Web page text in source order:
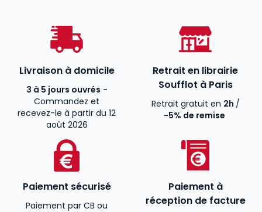
Livraison à domicile
3 à 5 jours ouvrés -
Commandez et
recevez-le à partir du 12
août 2026
Retrait en librairie
Soufflot à Paris
Retrait gratuit en 2h /
-5% de remise
Paiement sécurisé
Paiement par CB ou
Paiement à
réception de facture